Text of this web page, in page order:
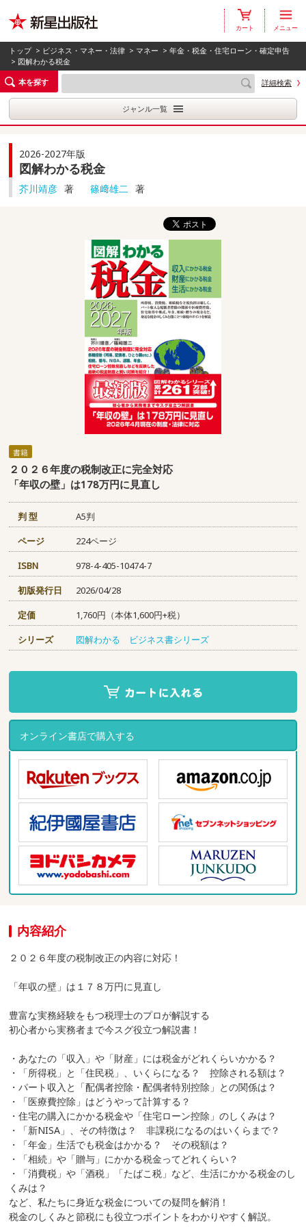
カート メニュー
トップ > ビジネス・マネー・法律 > マネー >年金・税金・住宅ローン・確定申告
> 図解わかる税金
本を探す
詳細検索
ジャンル一覧
2026-2027年版
図解わかる税金
芥川靖彦 著 篠﨑雄二 著
書籍
２０２６年度の税制改正に完全対応
「年収の壁」は178万円に見直し
判 型
A5判
ページ
224ページ
ISBN
978-4-405-10474-7
初版発行日
2026/04/28
定価
1,760円（本体1,600円+税）
シリーズ
図解わかる ビジネス書シリーズ
オンライン書店で購入する
内容紹介
２０２６年度の税制改正の内容に対応！
「年収の壁」は１７８万円に見直し
豊富な実務経験をもつ税理士のプロが解説する
初心者から実務者まで今スグ役立つ解説書！
・あなたの「収入」や「財産」には税金がどれくらいかかる？
・「所得税」と「住民税」、いくらになる？ 控除される額は？
・パート収入と「配偶者控除・配偶者特別控除」との関係は？
・「医療費控除」はどうやって計算する？
・住宅の購入にかかる税金や「住宅ローン控除」のしくみは？
・「新NISA」、その特徴は？ 非課税になるのはいくらまで？
・「年金」生活でも税金はかかる？ その税額は？
・「相続」や「贈与」にかかる税金ってどれくらい？
・「消費税」や「酒税」「たばこ税」など、生活にかかる税金のし
くみは？
など、私たちに身近な税金についての疑問を解消！
税金のしくみと節税にも役立つポイントをわかりやすく解説。